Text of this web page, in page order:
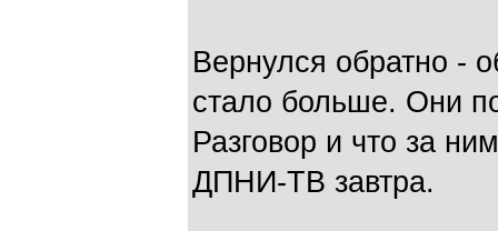
Вернулся обратно -
стало больше. Они
Разговор и что за
ДПНИ-ТВ завтра.